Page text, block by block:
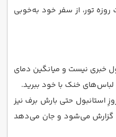
دارید، از همین حالا برای سفر نوروزی خود برنامه‌ریزی و هتل‌ها و جاهای دیدنی این شهر را رصد کنید تا در زمان 3 تا هفت روزه تور، از سفر خود به‌خوبی
خبری نیست و میانگین دمای
در نوروزِ استانبول حتی بارش برف نیز
گزارش می‌شود و جان می‌دهد